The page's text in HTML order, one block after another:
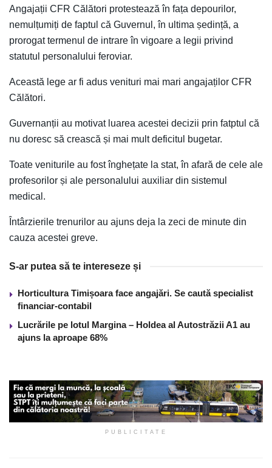
Angajații CFR Călători protestează în fața depourilor,
nemulțumiți de faptul că Guvernul, în ultima ședință, a
prorogat termenul de intrare în vigoare a legii privind
statutul personalului feroviar.
Această lege ar fi adus venituri mai mari angajaților CFR
Călători.
Guvernanții au motivat luarea acestei decizii prin fatptul că
nu doresc să crească și mai mult deficitul bugetar.
Toate veniturile au fost înghețate la stat, în afară de cele ale
profesorilor și ale personalului auxiliar din sistemul
medical.
Întârzierile trenurilor au ajuns deja la zeci de minute din
cauza acestei greve.
S-ar putea să te intereseze și
Horticultura Timișoara face angajări. Se caută specialist
financiar-contabil
Lucrările pe lotul Margina – Holdea al Autostrăzii A1 au
ajuns la aproape 68%
PUBLICITATE